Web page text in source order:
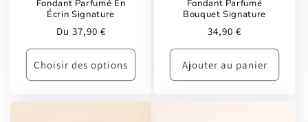
Fondant Parfumé En
Écrin Signature
Prix
habituel
Du 37,90 €
Choisir des options
Fondant Parfumé
Bouquet Signature
Prix
habituel
34,90 €
Ajouter au panier